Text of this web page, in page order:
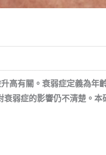
高有關。 衰弱症定義為年
衰弱症的影響仍不清楚。 本